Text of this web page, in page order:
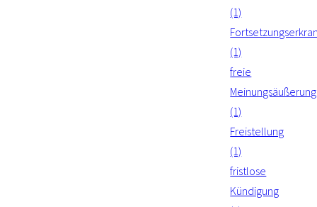
(1)
(1)
freie
Meinungsäußerung
(1)
Freistellung
(1)
fristlose
Kündigung